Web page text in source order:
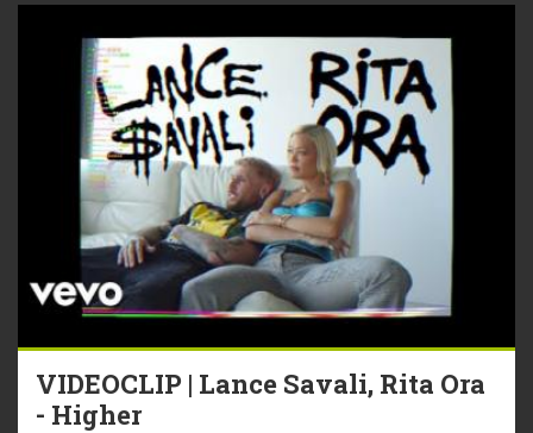
VIDEOCLIP | Lance Savali, Rita Ora
- Higher